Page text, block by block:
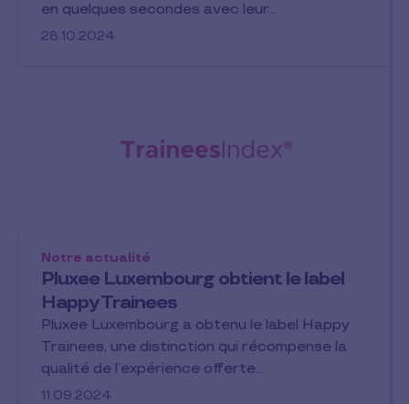
en quelques secondes avec leur…
28.10.2024
Pluxee Luxembourg obtient le label
Happy Trainees
Notre actualité
Pluxee Luxembourg a obtenu le label Happy
Trainees, une distinction qui récompense la
qualité de l’expérience offerte…
11.09.2024